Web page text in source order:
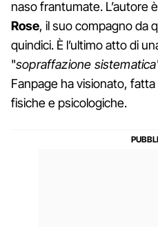
naso frantumate. L’autore è
Rose, il suo compagno da
quindici. È l’ultimo atto di
"sopraffazione sistematica
Fanpage ha visionato,
fisiche e psicologiche.